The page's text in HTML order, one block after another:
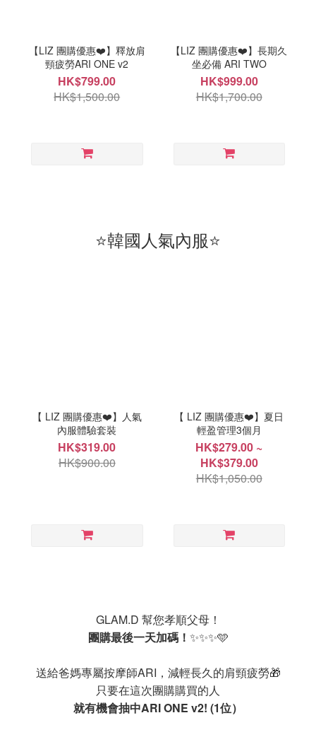
【LIZ 團購優惠❤️】釋放肩
頸疲勞ARI ONE v2
HK$799.00
HK$1,500.00
【LIZ 團購優惠❤️】長期久
坐必備 ARI TWO
HK$999.00
HK$1,700.00
⭐韓國人氣內服⭐
【 LIZ 團購優惠❤️】人氣
內服體驗套裝
HK$319.00
HK$900.00
【 LIZ 團購優惠❤️】夏日
輕盈管理3個月
HK$279.00 ~
HK$379.00
HK$1,050.00
GLAM.D 幫您孝順父母！
團購最後一天加碼！ ✨✨✨🩵
送給爸媽專屬按摩師ARI，減輕長久的肩頸疲勞🎁
只要在這次團購購買的人
就有機會抽中ARI ONE v2! (1位）